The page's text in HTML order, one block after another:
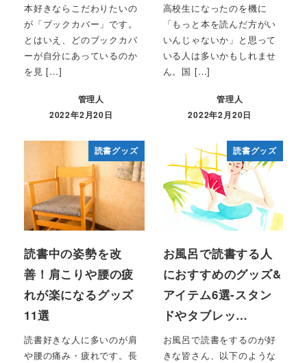
本好きならこだわりたいの
が「ブックカバー」です。
とはいえ、どのブックカバ
ーが自分にあっているのか
を見 […]
管理人
2022年2月20日
高校生になったのを機に
「もっと本を読んだ方がい
いんじゃないか」と思って
いる人は多いかもしれませ
ん。国 […]
管理人
2022年2月20日
読書グッズ
読書中の姿勢を改
善！肩こりや腰の疲
れが楽になるグッズ
11選
読書好きな人に多いのが肩
や腰の痛み・疲れです。長
読書グッズ
お風呂で読書する人
におすすめのグッズ&
アイテム6選-スタン
ドやタブレッ…
お風呂で読書をするのが好
きな皆さん、以下のような